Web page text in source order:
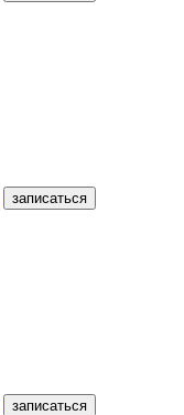
записаться
записаться